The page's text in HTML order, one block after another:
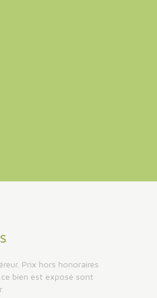
Prix hors honoraires
bien est exposé sont